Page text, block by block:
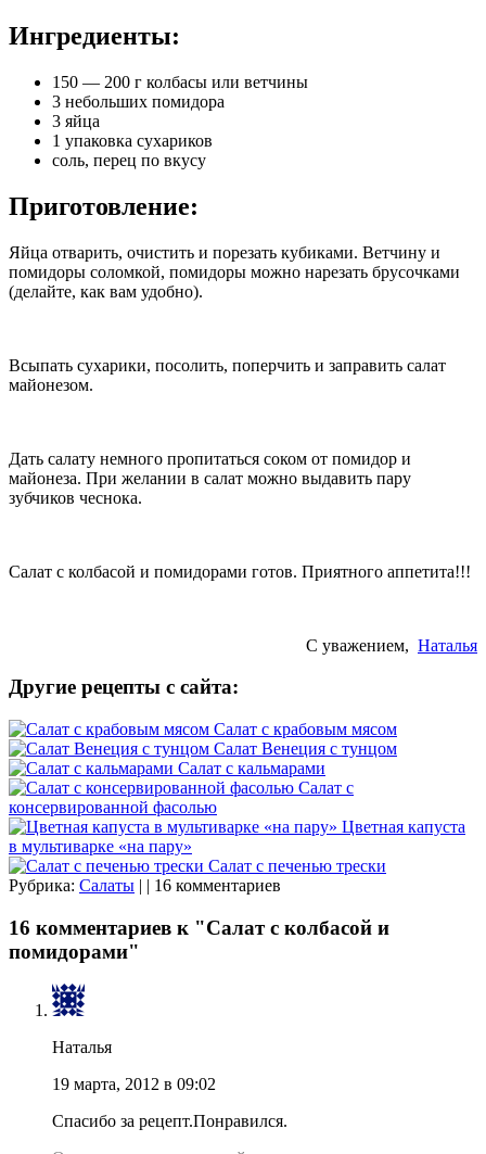
Ингредиенты:
150 — 200 г колбасы или ветчины
3 небольших помидора
3 яйца
1 упаковка сухариков
соль, перец по вкусу
Приготовление:
Яйца отварить, очистить и порезать кубиками. Ветчину и
помидоры соломкой, помидоры можно нарезать брусочками
(делайте, как вам удобно).
Всыпать сухарики, посолить, поперчить и заправить салат
майонезом.
Дать салату немного пропитаться соком от помидор и
майонеза. При желании в салат можно выдавить пару
зубчиков чеснока.
Салат с колбасой и помидорами готов. Приятного аппетита!!!
С уважением, Наталья
Другие рецепты с сайта:
Салат с крабовым мясом
Салат Венеция с тунцом
Салат с кальмарами
Салат с
консервированной фасолью
Цветная капуста
в мультиварке «на пару»
Салат с печенью трески
Рубрика: Салаты | | 16 комментариев
16 комментариев к "Салат с колбасой и
помидорами"
Наталья
19 марта, 2012 в 09:02
Спасибо за рецепт.Понравился.